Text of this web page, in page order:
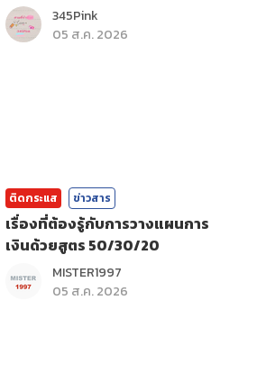
345Pink
05 ส.ค. 2026
ติดกระแส ข่าวสาร
เรื่องที่ต้องรู้กับการวางแผนการ
เงินด้วยสูตร 50/30/20
MISTER1997
05 ส.ค. 2026